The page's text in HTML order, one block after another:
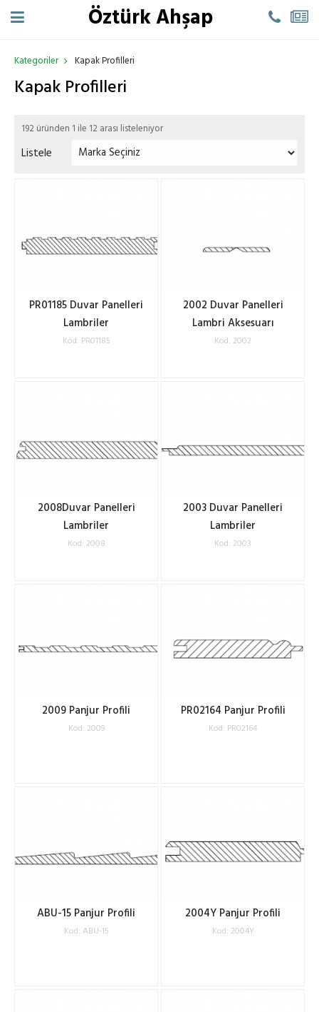
Öztürk Ahşap
Kategoriler Kapak Profilleri
Kapak Profilleri
192 üründen 1 ile 12 arası listeleniyor
Listele
PR01185 Duvar Panelleri
Lambriler
Kod: PR01185
2002 Duvar Panelleri
Lambri Aksesuarı
Kod: 2002
2008Duvar Panelleri
Lambriler
Kod: 2008
2003 Duvar Panelleri
Lambriler
Kod: 2003
2009 Panjur Profili
Kod: 2009
PR02164 Panjur Profili
Kod: PR02164
ABU-15 Panjur Profili
Kod: ABU-15
2004Y Panjur Profili
Kod: 2004Y